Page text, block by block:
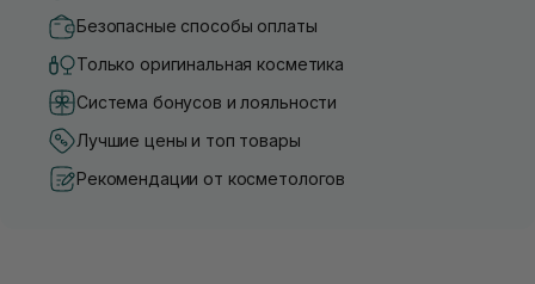
Безопасные способы оплаты
Только оригинальная косметика
Система бонусов и лояльности
Лучшие цены и топ товары
Рекомендации от косметологов